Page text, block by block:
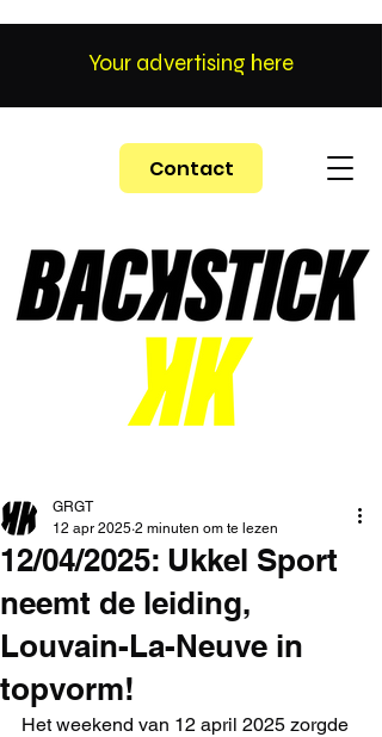
Contact
Your advertising here
12/04/2025: Ukkel Sport
neemt de leiding,
Louvain-La-Neuve in
topvorm!
GRGT
12 apr 2025 2 minuten om te lezen
Het weekend van 12 april 2025 zorgde